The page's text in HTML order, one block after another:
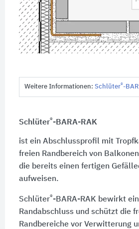
Weitere Informationen: Schlüter®-
Schlüter®-BARA-RAK
ist ein Abschlussprofil mit
freien Randbereich von
die bereits einen fertigen
aufweisen.
Schlüter®-BARA-RAK bewirkt
Randabschluss und schützt die
Randbereiche vor Verwitterung